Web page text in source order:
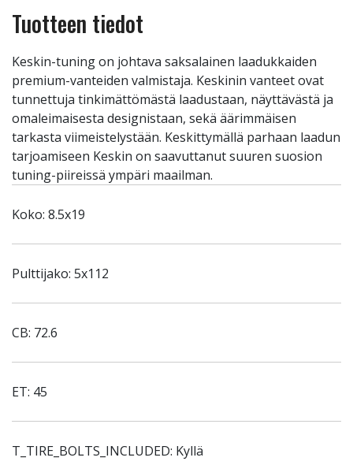
Tuotteen tiedot
Keskin-tuning on johtava saksalainen laadukkaiden
premium-vanteiden valmistaja. Keskinin vanteet ovat
tunnettuja tinkimättömästä laadustaan, näyttävästä ja
omaleimaisesta designistaan, sekä äärimmäisen
tarkasta viimeistelystään. Keskittymällä parhaan laadun
tarjoamiseen Keskin on saavuttanut suuren suosion
tuning-piireissä ympäri maailman.
Koko: 8.5x19
Pulttijako: 5x112
CB: 72.6
ET: 45
T_TIRE_BOLTS_INCLUDED: Kyllä